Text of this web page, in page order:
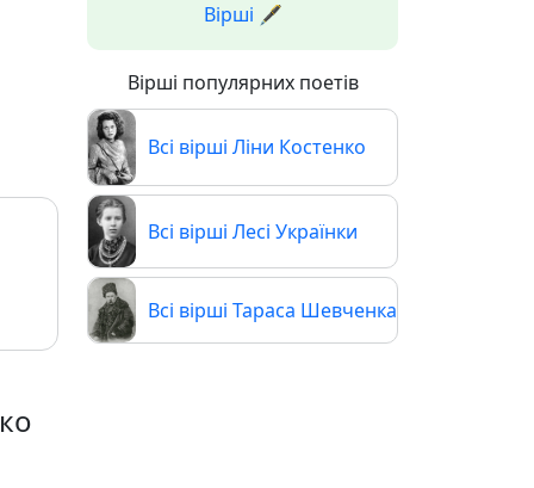
Вірші 🖋️
Вірші популярних поетів
Всі вірші Ліни Костенко
Всі вірші Лесі Українки
Всі вірші Тараса Шевченка